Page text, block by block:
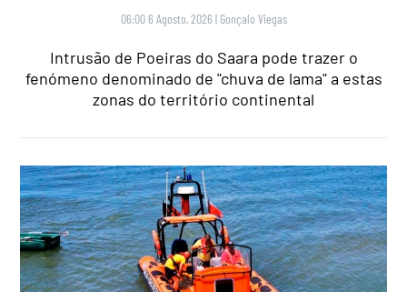
06:00 6 Agosto, 2026 | Gonçalo Viegas
Intrusão de Poeiras do Saara pode trazer o
fenómeno denominado de "chuva de lama" a estas
zonas do território continental